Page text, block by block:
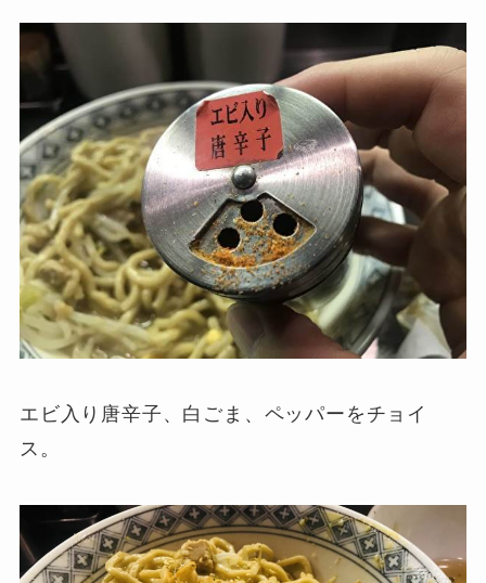
エビ入り唐辛子、白ごま、ペッパーをチョイ
ス。